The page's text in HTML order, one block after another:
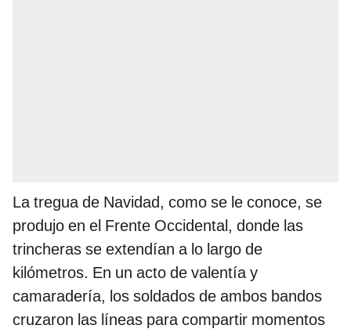
La tregua de Navidad, como se le conoce, se
produjo en el Frente Occidental, donde las
trincheras se extendían a lo largo de
kilómetros. En un acto de valentía y
camaradería, los soldados de ambos bandos
cruzaron las líneas para compartir momentos